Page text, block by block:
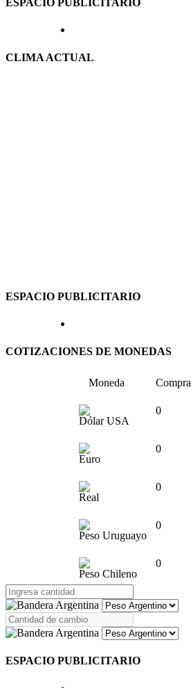
ESPACIO PUBLICITARIO
CLIMA ACTUAL
ESPACIO PUBLICITARIO
COTIZACIONES DE MONEDAS
Moneda Compra
Dólar USA
0
Euro
0
Real
0
Peso Uruguayo
0
Peso Chileno
0
ESPACIO PUBLICITARIO